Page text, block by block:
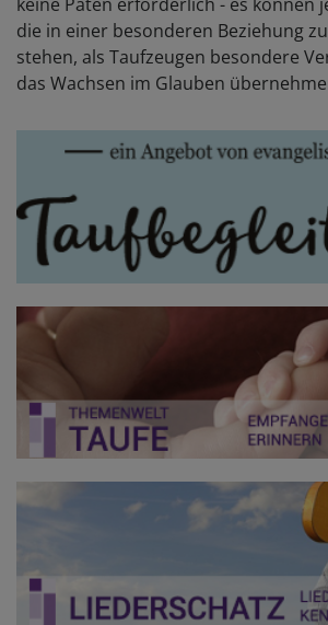
die in einer besonderen Beziehung
stehen, als Taufzeugen besondere
das Wachsen im Glauben